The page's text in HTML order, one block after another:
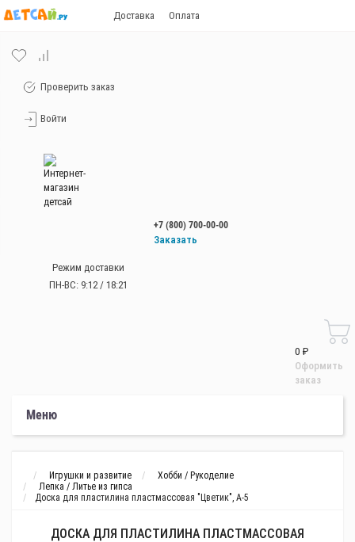
Доставка Оплата
Проверить заказ
Войти
+7 (800) 700-00-00
Заказать
Режим доставки
ПН-ВС: 9:12 / 18:21
0 ₽
Оформить
заказ
Меню
Игрушки и развитие
Хобби / Рукоделие
Лепка / Литье из гипса
Доска для пластилина пластмассовая "Цветик", А-5
ДОСКА ДЛЯ ПЛАСТИЛИНА ПЛАСТМАССОВАЯ